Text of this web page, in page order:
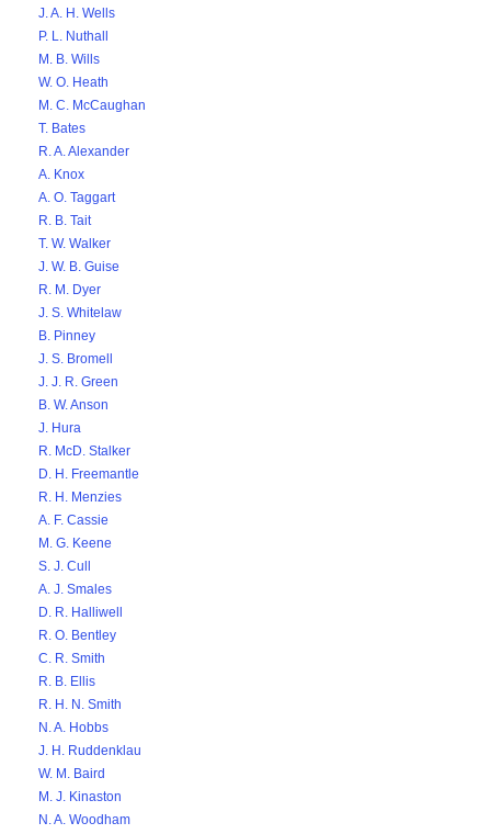
J. A. H. Wells
P. L. Nuthall
M. B. Wills
W. O. Heath
M. C. McCaughan
T. Bates
R. A. Alexander
A. Knox
A. O. Taggart
R. B. Tait
T. W. Walker
J. W. B. Guise
R. M. Dyer
J. S. Whitelaw
B. Pinney
J. S. Bromell
J. J. R. Green
B. W. Anson
J. Hura
R. McD. Stalker
D. H. Freemantle
R. H. Menzies
A. F. Cassie
M. G. Keene
S. J. Cull
A. J. Smales
D. R. Halliwell
R. O. Bentley
C. R. Smith
R. B. Ellis
R. H. N. Smith
N. A. Hobbs
J. H. Ruddenklau
W. M. Baird
M. J. Kinaston
N. A. Woodham